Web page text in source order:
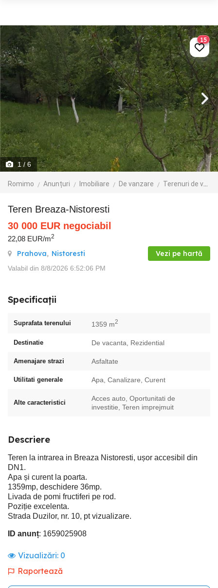
1/ 6
Romimo Anunțuri Imobiliare De vanzare Terenuri de vanzare
15
Teren Breaza-Nistoresti
30 000 EUR negociabil
22,08 EUR/m2
Prahova, Nistoresti Vezi pe hartă
Valabil din 8/8/2026 6:52:06 PM
Specificații
Suprafata terenului 1359 m2
Destinatie De vacanta, Rezidential
Amenajare strazi Asfaltate
Utilitati generale Apa, Canalizare, Curent
Alte caracteristici
Acces auto, Oportunitati de
investitie, Teren imprejmuit
Descriere
Teren la intrarea in Breaza Nistoresti, ușor accesibil din
DN1.
Apa și curent la poarta.
1359mp, deschidere 36mp.
Livada de pomi fructiferi pe rod.
Poziție excelenta.
Strada Duzilor, nr. 10, pt vizualizare.
ID anunț: 1659025908
Vizualizări: 0
Raportează